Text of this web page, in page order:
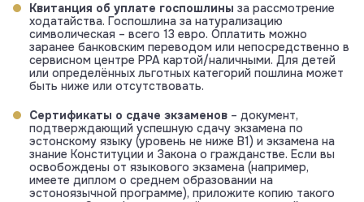
Квитанция об уплате госпошлины за рассмотрение
ходатайства. Госпошлина за натурализацию
символическая – всего 13 евро. Оплатить можно
заранее банковским переводом или непосредственно в
сервисном центре PPA картой/наличными. Для детей
или определённых льготных категорий пошлина может
быть ниже или отсутствовать.
Сертификаты о сдаче экзаменов – документ,
подтверждающий успешную сдачу экзамена по
эстонскому языку (уровень не ниже B1) и экзамена на
знание Конституции и Закона о гражданстве. Если вы
освобождены от языкового экзамена (например,
имеете диплом о среднем образовании на
эстоноязычной программе), приложите копию такого